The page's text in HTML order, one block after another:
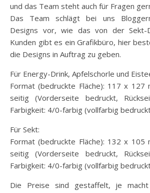
und das Team steht auch für Fragen
Das Team schlägt bei uns
Designs vor, wie das von der Sekt-
Kunden gibt es ein Grafikbüro, hier
die Designs in Auftrag zu geben.
Für Energy-Drink, Apfelschorle und
Format (bedruckte Fläche): 117 x 127
seitig (Vorderseite bedruckt,
Farbigkeit: 4/0-farbig (vollfarbig
Für Sekt:
Format (bedruckte Fläche): 132 x 105
seitig (Vorderseite bedruckt,
Farbigkeit: 4/0-farbig (vollfarbig
Die Preise sind gestaffelt, je